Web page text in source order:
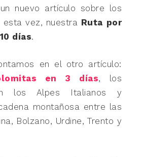
nuevo artículo sobre los
esta vez, nuestra Ruta por
días.
en el otro artículo:
en 3 días, los
los Alpes Italianos y
montañosa entre las
Bolzano, Urdine, Trento y